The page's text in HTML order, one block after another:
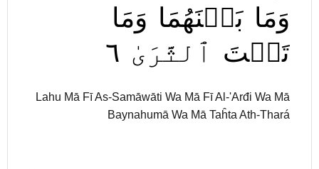
وَمَا بَيۡنَهُمَا وَمَا
تَحۡتَ ٱلثَّرَىٰ ٦
Lahu Mā Fī As-Samāwāti Wa Mā Fī Al-'Arđi Wa Mā
Baynahumā Wa Mā Taĥta Ath-Thará